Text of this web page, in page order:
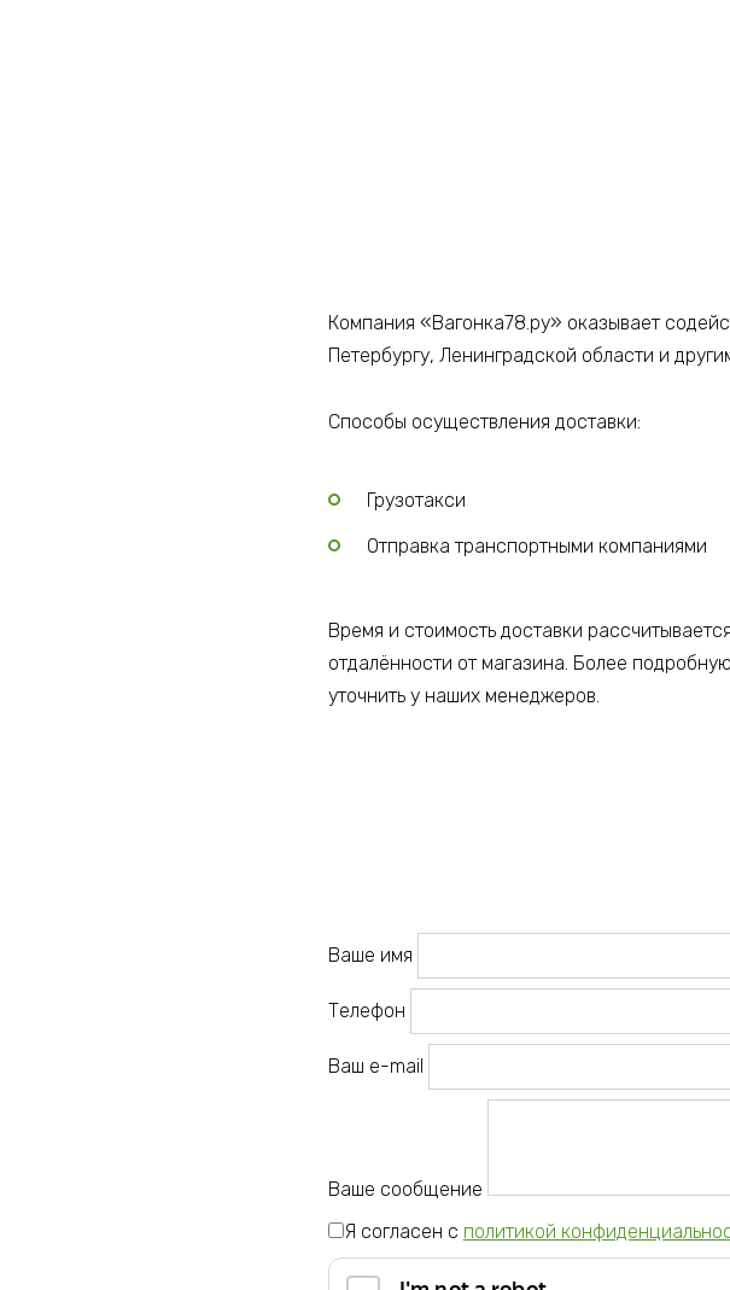
Компания «Вагонка78.ру» оказывает
Петербургу, Ленинградской области и
Способы осуществления доставки:
Грузотакси
Отправка транспортными компаниями
Время и стоимость доставки
отдалённости от магазина. Более
уточнить у наших менеджеров.
Ваше имя
Телефон
Ваш e-mail
Ваше сообщение
Я согласен с политикой